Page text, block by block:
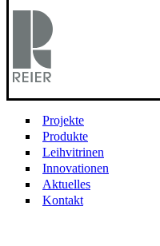
Projekte
Produkte
Leihvitrinen
Innovationen
Aktuelles
Kontakt